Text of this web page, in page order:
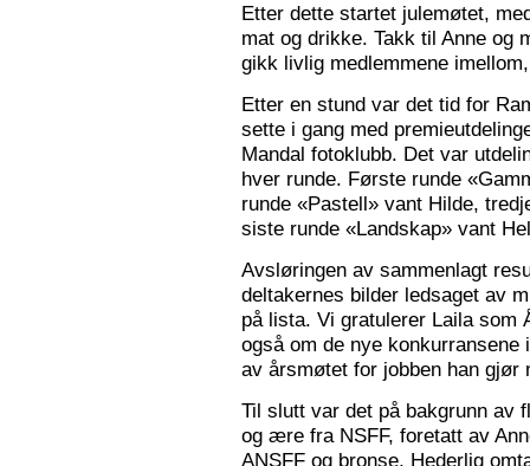
Etter dette startet julemøtet,
mat og drikke. Takk til Anne og
gikk livlig medlemmene
Etter en stund var det tid for
sette i gang med
Mandal fotoklubb. Det var
hver runde. Første runde
runde «Pastell» vant Hilde,
siste runde «Landskap» vant
Avsløringen av sammenlagt
deltakernes bilder ledsaget av
på lista. Vi gratulerer Laila som
også om de nye
av årsmøtet for jobben han gjør
Til slutt var det på bakgrunn av
og ære fra NSFF, foretatt av
ANSFF og bronse, Hederlig